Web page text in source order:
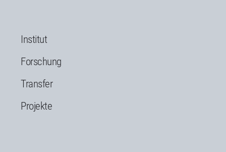
Institut
Forschung
Transfer
Projekte